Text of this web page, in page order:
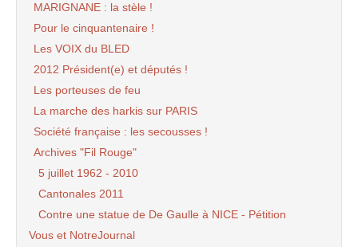
MARIGNANE : la stèle !
Pour le cinquantenaire !
Les VOIX du BLED
2012 Président(e) et députés !
Les porteuses de feu
La marche des harkis sur PARIS
Société française : les secousses !
Archives "Fil Rouge"
5 juillet 1962 - 2010
Cantonales 2011
Contre une statue de De Gaulle à NICE - Pétition
Vous et NotreJournal